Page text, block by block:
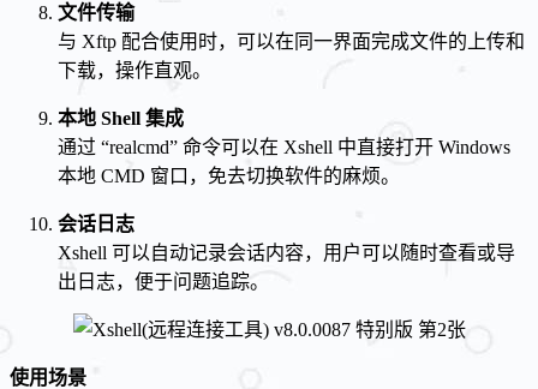
文件传输
与 Xftp 配合使用时，可以在同一界面完成文件的上传和
下载，操作直观。
本地 Shell 集成
通过 “realcmd” 命令可以在 Xshell 中直接打开 Windows
本地 CMD 窗口，免去切换软件的麻烦。
会话日志
Xshell 可以自动记录会话内容，用户可以随时查看或导
出日志，便于问题追踪。
使用场景